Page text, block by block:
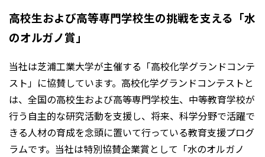
高校生および高等専門学校生の挑戦を支える「水
のオルガノ賞」
当社は芝浦工業大学が主催する「高校化学グランドコンテ
スト」に協賛しています。高校化学グランドコンテストと
は、全国の高校生および高等専門学校生、中等教育学校が
行う自主的な研究活動を支援し、将来、科学分野で活躍で
きる人材の育成を念頭に置いて行っている教育支援プログ
ラムです。当社は特別協賛企業賞として「水のオルガノ